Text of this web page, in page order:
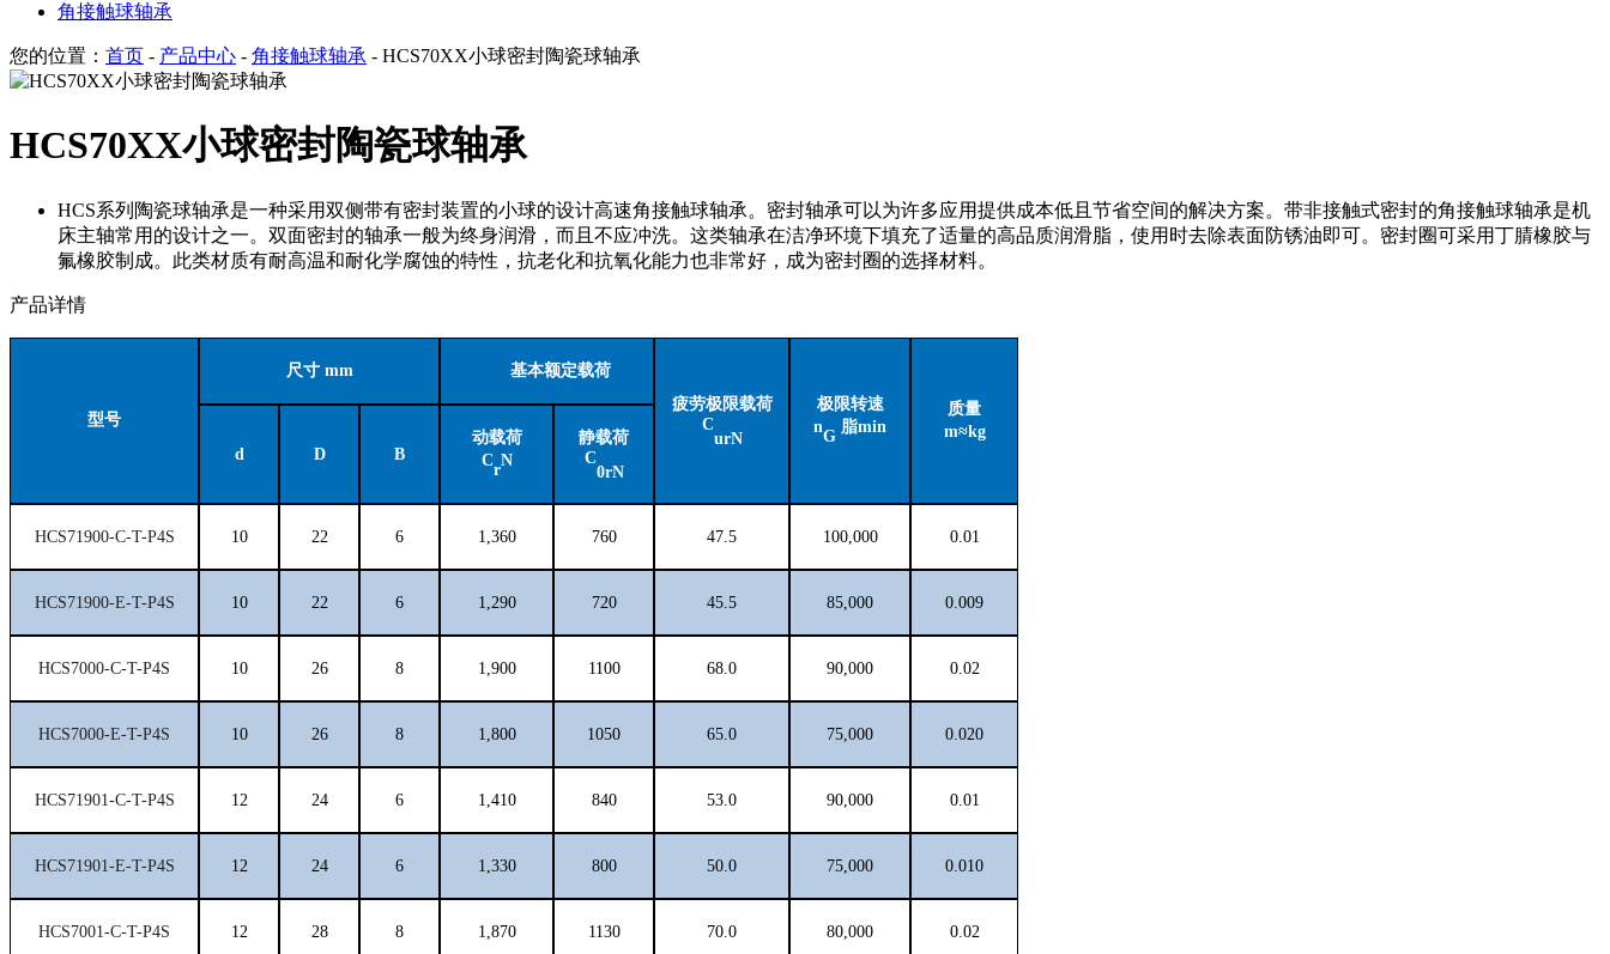
角接触球轴承
您的位置： 首页 - 产品中心 - 角接触球轴承 - HCS70XX小球密封陶瓷球轴承
HCS70XX小球密封陶瓷球轴承
HCS系列陶瓷球轴承是一种采用双侧带有密封装置的小球的设计高速角接触球轴承。密封轴承可以为许多应用提供成本低且节省空间的解决方案。带非接触式密封的角接触球轴承是机
床主轴常用的设计之一。双面密封的轴承一般为终身润滑，而且不应冲洗。这类轴承在洁净环境下填充了适量的高品质润滑脂，使用时去除表面防锈油即可。密封圈可采用丁腈橡胶与
氟橡胶制成。此类材质有耐高温和耐化学腐蚀的特性，抗老化和抗氧化能力也非常好，成为密封圈的选择材料。
产品详情
型号
尺寸 mm
基本额定载荷
疲劳极限载荷
C
urN
极限转速
n
G
脂min
质量
m≈kg
d
D B
动载荷
C
r
N
静载荷
C
0rN
HCS71900-C-T-P4S 10 22 6 1,360 760 47.5 100,000 0.01
HCS71900-E-T-P4S 10 22 6 1,290 720 45.5 85,000 0.009
HCS7000-C-T-P4S 10 26 8 1,900 1100 68.0 90,000 0.02
HCS7000-E-T-P4S 10 26 8 1,800 1050 65.0 75,000 0.020
HCS71901-C-T-P4S 12 24 6 1,410 840 53.0 90,000 0.01
HCS71901-E-T-P4S 12 24 6 1,330 800 50.0 75,000 0.010
HCS7001-C-T-P4S 12 28 8 1,870 1130 70.0 80,000 0.02